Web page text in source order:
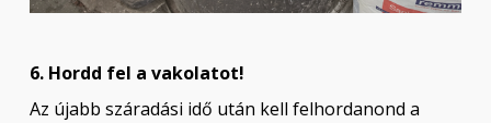
6. Hordd fel a vakolatot!
Az újabb száradási idő után kell felhordanond a